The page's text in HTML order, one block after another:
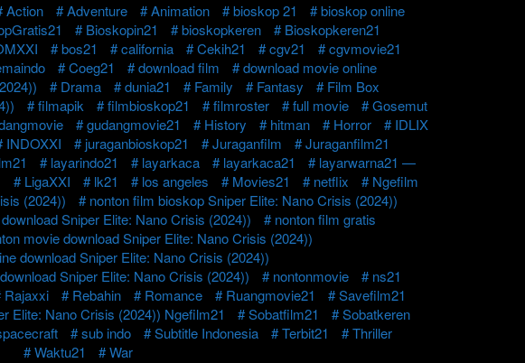
Action
Adventure Animation bioskop 21
bioskop online
Bioskopin21 bioskopkeren
Bioskopkeren21
bos21 california Cekih21 cgv21
cgvmovie21
Coeg21 download film
download movie online
Drama dunia21 Family Fantasy
Film Box
filmapik filmbioskop21 filmroster full movie
Gosemut
gudangmovie21 History hitman Horror
IDLIX
INDOXXI
juraganbioskop21 Juraganfilm
Juraganfilm21
layarindo21 layarkaca layarkaca21
layarwarna21 —
LigaXXI lk21 los angeles Movies21 netflix
Ngefilm
(2024))
nonton film bioskop Sniper Elite: Nano Crisis (2024))
Sniper Elite: Nano Crisis (2024))
nonton film gratis
movie download Sniper Elite: Nano Crisis (2024))
download Sniper Elite: Nano Crisis (2024))
Sniper Elite: Nano Crisis (2024))
nontonmovie
ns21
Rajaxxi
Rebahin Romance Ruangmovie21
Savefilm21
Elite: Nano Crisis (2024)) Ngefilm21
Sobatfilm21
Sobatkeren
sub indo Subtitle Indonesia Terbit21
Thriller
Waktu21
War